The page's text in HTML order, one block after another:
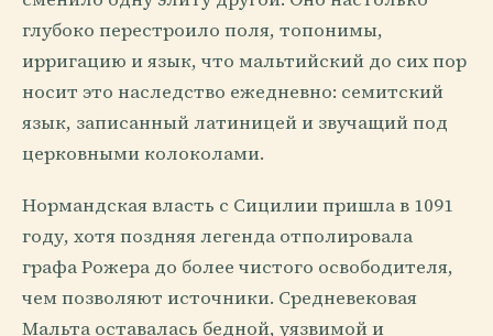
глубоко перестроило поля, топонимы,
ирригацию и язык, что мальтийский до сих пор
носит это наследство ежедневно: семитский
язык, записанный латиницей и звучащий под
церковными колоколами.
Нормандская власть с Сицилии пришла в 1091
году, хотя поздняя легенда отполировала
графа Рожера до более чистого освободителя,
чем позволяют источники. Средневековая
Мальта оставалась бедной, уязвимой и